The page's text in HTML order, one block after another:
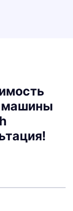
машины